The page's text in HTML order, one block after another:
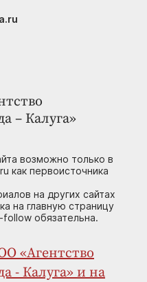
– Калуга»
возможно только в
как первоисточника
на других сайтах
на главную страницу
обязательна.
«Агентство
- Калуга» и на